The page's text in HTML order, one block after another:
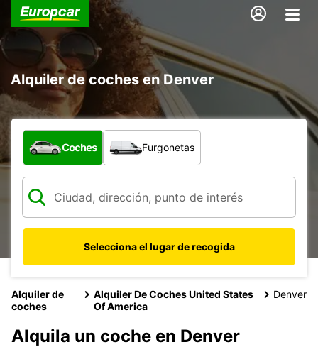
Alquiler de coches en Denver
¿Qué tipo de vehículo?
Coches Furgonetas
Selecciona el lugar de recogida
Alquiler de
coches
Alquiler De Coches United States
Of America
Denver
Alquila un coche en Denver